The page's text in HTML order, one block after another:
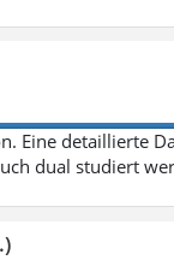
Eine detaillierte
dual studiert